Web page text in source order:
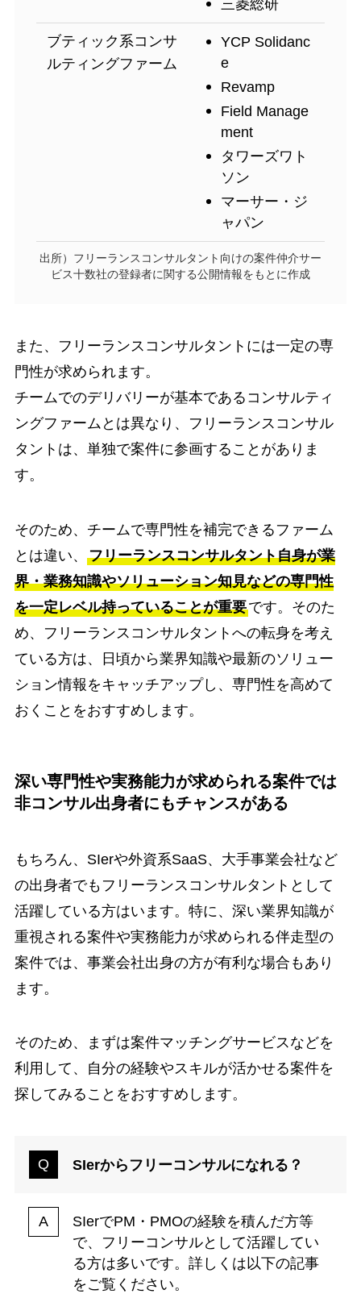
三菱総研
ブティック系コンサ
ルティングファーム
YCP Solidanc
e
Revamp
Field Manage
ment
タワーズワト
ソン
マーサー・ジ
ャパン
出所）フリーランスコンサルタント向けの案件仲介サー
ビス十数社の登録者に関する公開情報をもとに作成
また、フリーランスコンサルタントには一定の専
門性が求められます。
チームでのデリバリーが基本であるコンサルティ
ングファームとは異なり、フリーランスコンサル
タントは、単独で案件に参画することがありま
す。
そのため、チームで専門性を補完できるファーム
とは違い、 フリーランスコンサルタント自身が業
界・業務知識やソリューション知見などの専門性
を一定レベル持っていることが重要です。そのた
め、フリーランスコンサルタントへの転身を考え
ている方は、日頃から業界知識や最新のソリュー
ション情報をキャッチアップし、専門性を高めて
おくことをおすすめします。
深い専門性や実務能力が求められる案件では
非コンサル出身者にもチャンスがある
もちろん、SIerや外資系SaaS、大手事業会社など
の出身者でもフリーランスコンサルタントとして
活躍している方はいます。特に、深い業界知識が
重視される案件や実務能力が求められる伴走型の
案件では、事業会社出身の方が有利な場合もあり
ます。
そのため、まずは案件マッチングサービスなどを
利用して、自分の経験やスキルが活かせる案件を
探してみることをおすすめします。
SIerからフリーコンサルになれる？
SIerでPM・PMOの経験を積んだ方等
で、フリーコンサルとして活躍してい
る方は多いです。詳しくは以下の記事
をご覧ください。